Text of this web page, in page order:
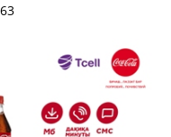
63